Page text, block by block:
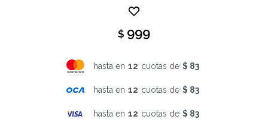
$ 999
hasta en 12 cuotas de $ 83
hasta en 12 cuotas de $ 83
hasta en 12 cuotas de $ 83